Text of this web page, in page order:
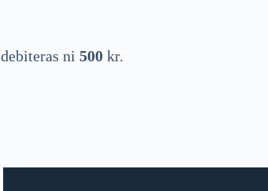
debiteras ni 500 kr.